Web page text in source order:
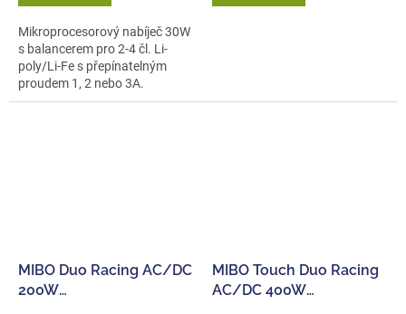
Mikroprocesorový nabíječ 30W
s balancerem pro 2-4 čl. Li-
poly/Li-Fe s přepínatelným
proudem 1, 2 nebo 3A.
Napájení...
MIBO Duo Racing AC/DC
200W
MIBO Touch Duo Racing
AC/DC 400W